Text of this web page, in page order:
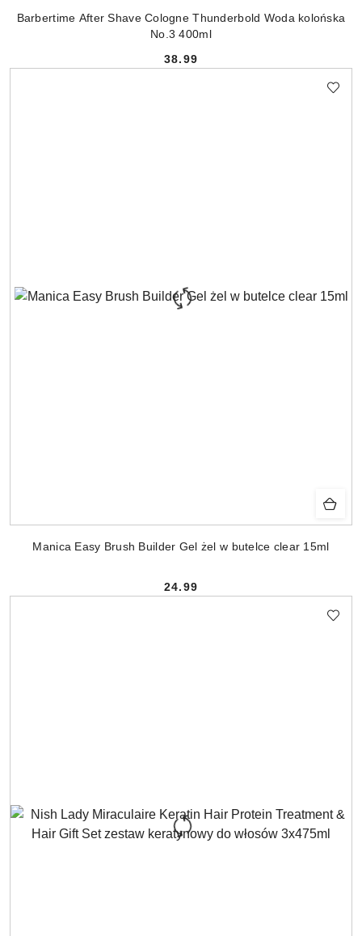
Barbertime After Shave Cologne Thunderbold Woda kolońska
No.3 400ml
Cena:
38.99
Manica Easy Brush Builder Gel żel w butelce clear 15ml
Cena:
24.99